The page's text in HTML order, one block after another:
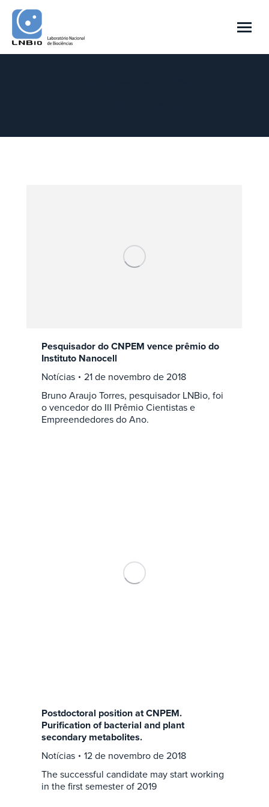
Pesquisador do CNPEM vence prêmio do
Instituto Nanocell
Notícias
21 de novembro de 2018
Bruno Araujo Torres, pesquisador LNBio, foi
o vencedor do III Prêmio Cientistas e
Empreendedores do Ano.
Postdoctoral position at CNPEM.
Purification of bacterial and plant
secondary metabolites.
Notícias
12 de novembro de 2018
The successful candidate may start working
in the first semester of 2019